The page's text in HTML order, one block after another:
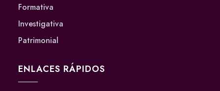
Formativa
Investigativa
Patrimonial
ENLACES RÁPIDOS